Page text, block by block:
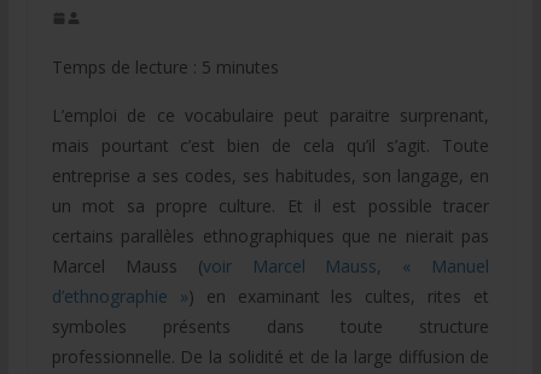
Temps de lecture : 5 minutes
L’emploi de ce vocabulaire peut paraitre surprenant,
mais pourtant c’est bien de cela qu’il s’agit. Toute
entreprise a ses codes, ses habitudes, son langage, en
un mot sa propre culture. Et il est possible tracer
certains parallèles ethnographiques que ne nierait pas
Marcel Mauss (voir Marcel Mauss, « Manuel
d’ethnographie ») en examinant les cultes, rites et
symboles présents dans toute structure
professionnelle. De la solidité et de la large diffusion de